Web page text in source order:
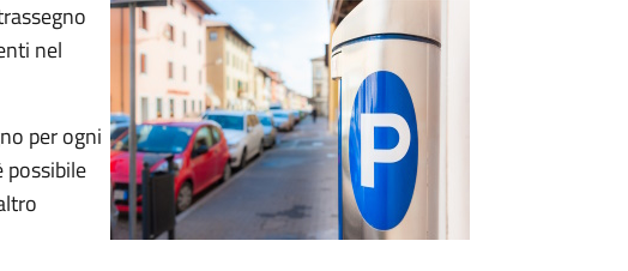
nel
per ogni
possibile